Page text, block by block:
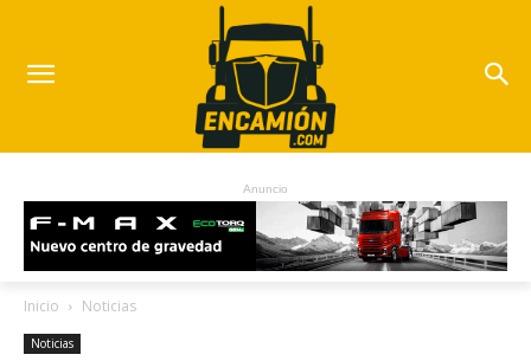
Anuncio
Inicio Noticias
Noticias